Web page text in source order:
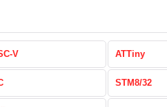
V ATTiny
STM8/32